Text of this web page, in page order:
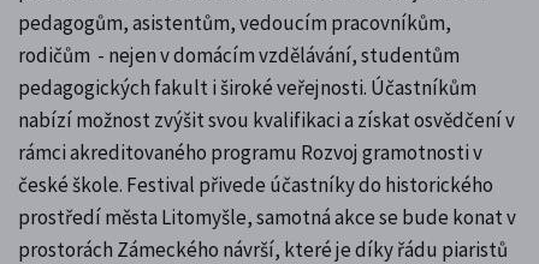
pedagogům, asistentům, vedoucím pracovníkům,
rodičům - nejen v domácím vzdělávání, studentům
pedagogických fakult i široké veřejnosti. Účastníkům
nabízí možnost zvýšit svou kvalifikaci a získat osvědčení v
rámci akreditovaného programu Rozvoj gramotnosti v
české škole. Festival přivede účastníky do historického
prostředí města Litomyšle, samotná akce se bude konat v
prostorách Zámeckého návrší, které je díky řádu piaristů